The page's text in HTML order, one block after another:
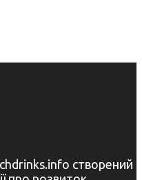
створений